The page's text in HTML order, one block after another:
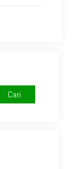
Cari